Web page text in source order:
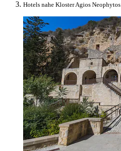
Hotels nahe Kloster Agios Neophytos